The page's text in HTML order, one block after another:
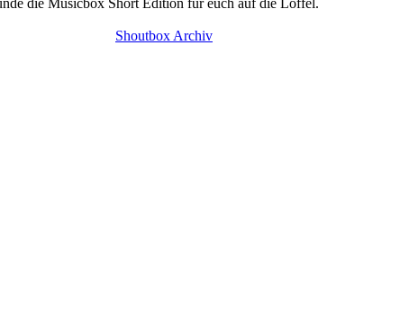
die Musicbox Short Edition für euch auf die Löffel.
Shoutbox Archiv